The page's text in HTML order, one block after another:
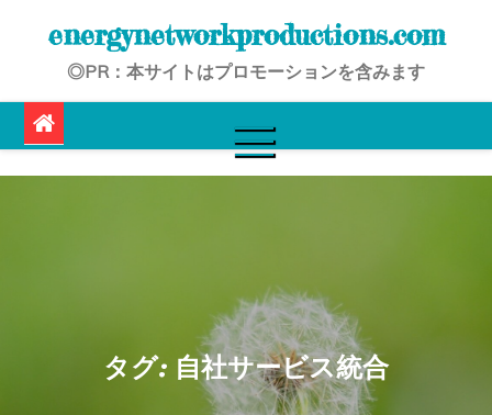
energynetworkproductions.com
◎PR：本サイトはプロモーションを含みます
タグ: 自社サービス統合